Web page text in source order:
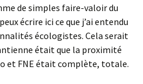
de simples faire-valoir du
écrire ici ce que j’ai entendu
écologistes. Cela serait
était que la proximité
et FNE était complète, totale.